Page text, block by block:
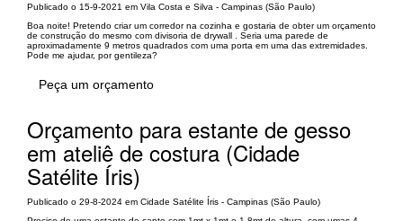
Publicado o 15-9-2021 em Vila Costa e Silva - Campinas (São Paulo)
Boa noite! Pretendo criar um corredor na cozinha e gostaria de obter um orçamento
de construção do mesmo com divisoria de drywall . Seria uma parede de
aproximadamente 9 metros quadrados com uma porta em uma das extremidades.
Pode me ajudar, por gentileza?
Peça um orçamento
Orçamento para estante de gesso
em ateliê de costura (Cidade
Satélite Íris)
Publicado o 29-8-2024 em Cidade Satélite Íris - Campinas (São Paulo)